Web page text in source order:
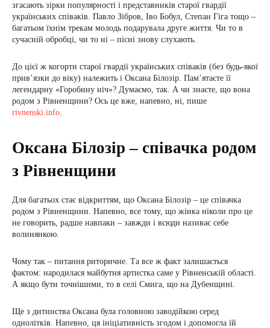
згасають зірки популярності і представників старої гвардії
українських співаків. Павло Зібров, Іво Бобул, Степан Гіга тощо –
багатьом їхнім трекам молодь подарувала друге життя. Чи то в
сучасній обробці, чи то ні – пісні знову слухають.
До цієї ж когорти старої гвардії українських співаків (без будь-якої
прив’язки до віку) належить і Оксана Білозір. Пам’ятаєте її
легендарну «Горобину ніч»? Думаємо, так. А чи знаєте, що вона
родом з Рівненщини? Ось це вже, напевно, ні, пише
rivnenski.info.
Оксана Білозір – співачка родом
з Рівненщини
Для багатьох стає відкриттям, що Оксана Білозір – це співачка
родом з Рівненщини. Напевно, все тому, що жінка ніколи про це
не говорить, радше навпаки – завжди і всюди називає себе
волинянкою.
Чому так – питання риторичне. Та все ж факт залишається
фактом: народилася майбутня артистка саме у Рівненській області.
А якщо бути точнішими, то в селі Смига, що на Дубенщині.
Ще з дитинства Оксана була головною заводійкою серед
однолітків. Напевно, ця ініціативність згодом і допомогла їй